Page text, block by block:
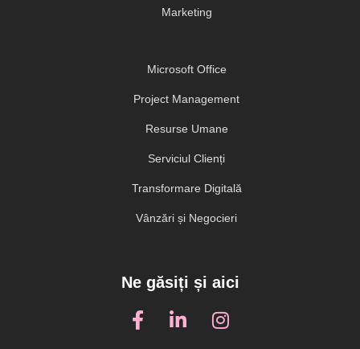
Marketing
Microsoft Office
Project Management
Resurse Umane
Serviciul Clienți
Transformare Digitală
Vânzări și Negocieri
Ne găsiți și aici